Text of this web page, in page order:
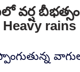
వర్ష